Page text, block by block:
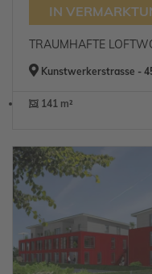
IN
TRAUMHAFTE
Kunstwerkerstrasse -
141 m²